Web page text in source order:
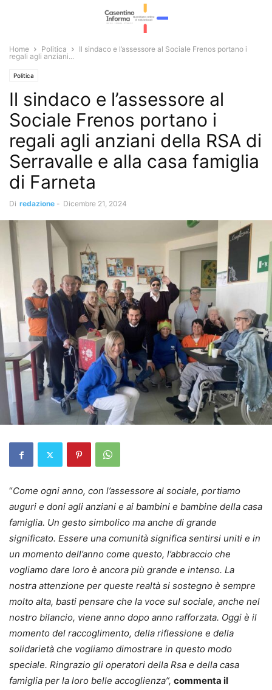
Home Politica
Il sindaco e l’assessore al Sociale Frenos portano i
regali agli anziani...
Politica
Il sindaco e l’assessore al
Sociale Frenos portano i
regali agli anziani della RSA di
Serravalle e alla casa famiglia
di Farneta
Di redazione - Dicembre 21, 2024
“Come ogni anno, con l’assessore al sociale, portiamo
auguri e doni agli anziani e ai bambini e bambine della casa
famiglia. Un gesto simbolico ma anche di grande
significato. Essere una comunità significa sentirsi uniti e in
un momento dell’anno come questo, l’abbraccio che
vogliamo dare loro è ancora più grande e intenso. La
nostra attenzione per queste realtà si sostegno è sempre
molto alta, basti pensare che la voce sul sociale, anche nel
nostro bilancio, viene anno dopo anno rafforzata. Oggi è il
momento del raccoglimento, della riflessione e della
solidarietà che vogliamo dimostrare in questo modo
speciale. Ringrazio gli operatori della Rsa e della casa
famiglia per la loro belle accoglienza”, commenta il